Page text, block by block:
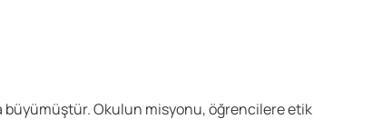
büyümüştür. Okulun misyonu, öğrencilere etik